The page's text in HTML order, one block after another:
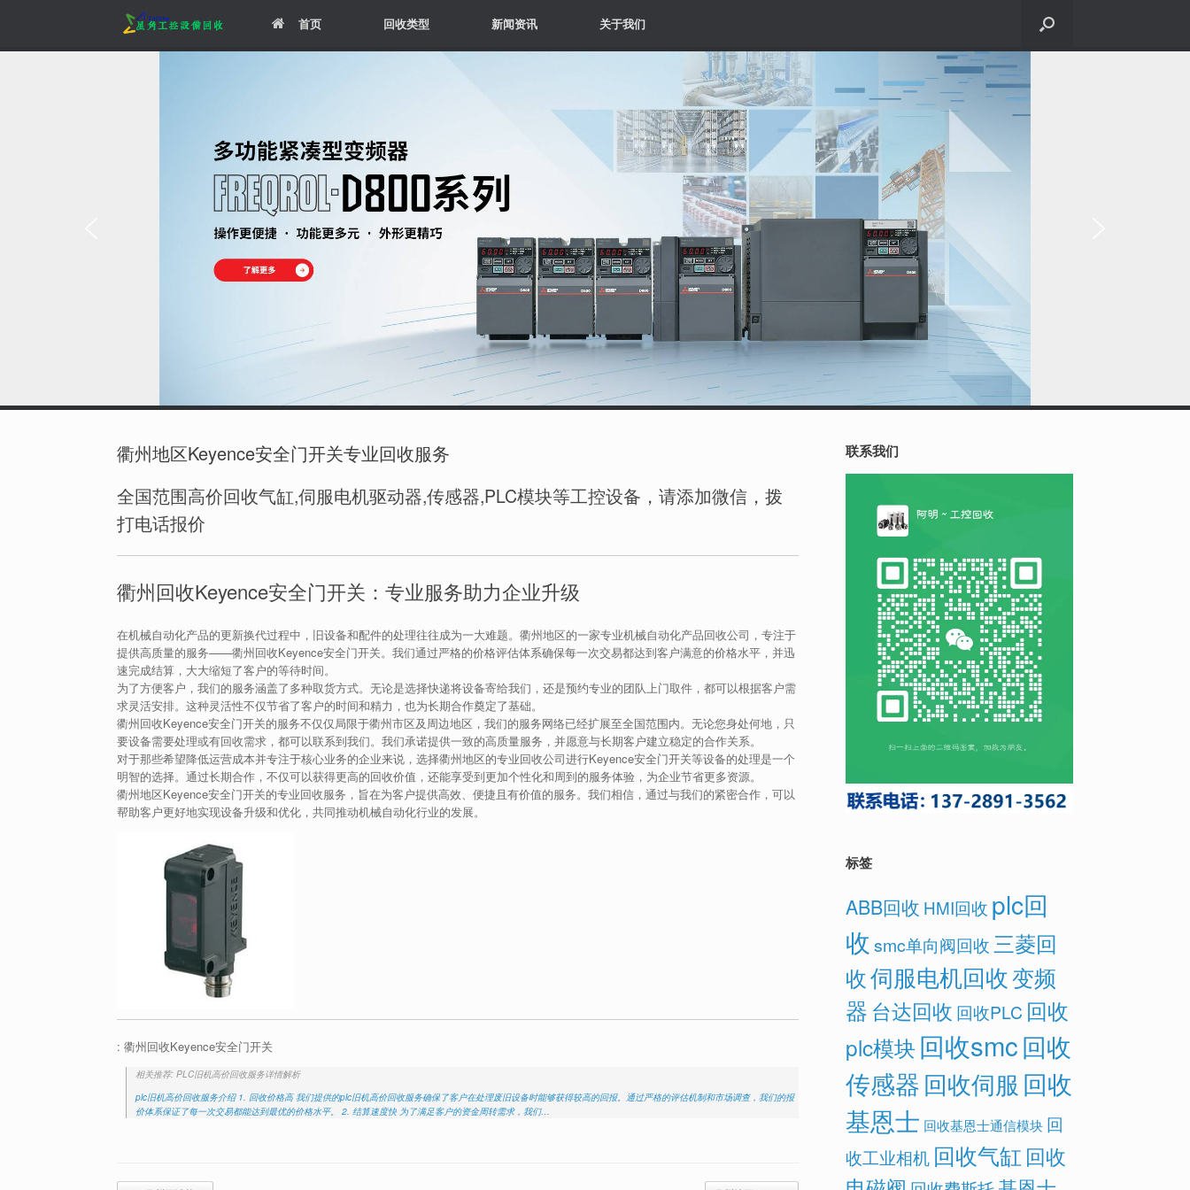
首页 回收类型 新闻资讯 关于我们
衢州地区Keyence安全门开关专业回收服务
全国范围高价回收气缸,伺服电机驱动器,传感器,PLC模块等工控设备，请添加微信，拨
打电话报价
衢州回收Keyence安全门开关：专业服务助力企业升级
在机械自动化产品的更新换代过程中，旧设备和配件的处理往往成为一大难题。衢州地区的一家专业机械自动化产品回收公司，专注于
提供高质量的服务——衢州回收Keyence安全门开关。我们通过严格的价格评估体系确保每一次交易都达到客户满意的价格水平，并迅
速完成结算，大大缩短了客户的等待时间。
为了方便客户，我们的服务涵盖了多种取货方式。无论是选择快递将设备寄给我们，还是预约专业的团队上门取件，都可以根据客户需
求灵活安排。这种灵活性不仅节省了客户的时间和精力，也为长期合作奠定了基础。
衢州回收Keyence安全门开关的服务不仅仅局限于衢州市区及周边地区，我们的服务网络已经扩展至全国范围内。无论您身处何地，只
要设备需要处理或有回收需求，都可以联系到我们。我们承诺提供一致的高质量服务，并愿意与长期客户建立稳定的合作关系。
对于那些希望降低运营成本并专注于核心业务的企业来说，选择衢州地区的专业回收公司进行Keyence安全门开关等设备的处理是一个
明智的选择。通过长期合作，不仅可以获得更高的回收价值，还能享受到更加个性化和周到的服务体验，为企业节省更多资源。
衢州地区Keyence安全门开关的专业回收服务，旨在为客户提供高效、便捷且有价值的服务。我们相信，通过与我们的紧密合作，可以
帮助客户更好地实现设备升级和优化，共同推动机械自动化行业的发展。
: 衢州回收Keyence安全门开关
相关推荐: PLC旧机高价回收服务详情解析
plc旧机高价回收服务介绍 1. 回收价格高 我们提供的plc旧机高价回收服务确保了客户在处理废旧设备时能够获得较高的回报。通过严格的评估机制和市场调查，我们的报
价体系保证了每一次交易都能达到最优的价格水平。 2. 结算速度快 为了满足客户的资金周转需求，我们…
联系我们
标签
ABB回收 HMI回收 plc回
收 smc单向阀回收三菱回
收伺服电机回收变频
器 台达回收 回收PLC 回收
plc模块 回收smc回收
传感器回收伺服 回收
基恩士 回收基恩士通信模块 回
收工业相机 回收气缸 回收